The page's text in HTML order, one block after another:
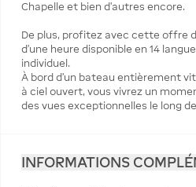
Chapelle et bien d’autres encore.
De plus, profitez avec cette offre
d’une heure disponible en 14
individuel.
À bord d’un bateau entièrement
à ciel ouvert, vous vivrez un
des vues exceptionnelles le long
INFORMATIONS